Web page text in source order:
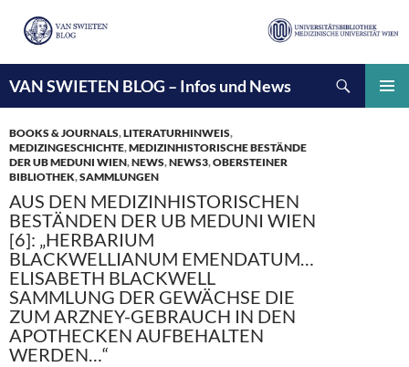
VAN SWIETEN BLOG – Infos und News
INHALT
SPRINGEN
BOOKS & JOURNALS,LITERATURHINWEIS,
MEDIZINGESCHICHTE,MEDIZINHISTORISCHE BESTÄNDE
DER UB MEDUNI WIEN,NEWS,NEWS3,OBERSTEINER
BIBLIOTHEK,SAMMLUNGEN
AUS DEN MEDIZINHISTORISCHEN
BESTÄNDEN DER UB MEDUNI WIEN
[6]: „HERBARIUM
BLACKWELLIANUM EMENDATUM…
ELISABETH BLACKWELL
SAMMLUNG DER GEWÄCHSE DIE
ZUM ARZNEY-GEBRAUCH IN DEN
APOTHECKEN AUFBEHALTEN
WERDEN…“